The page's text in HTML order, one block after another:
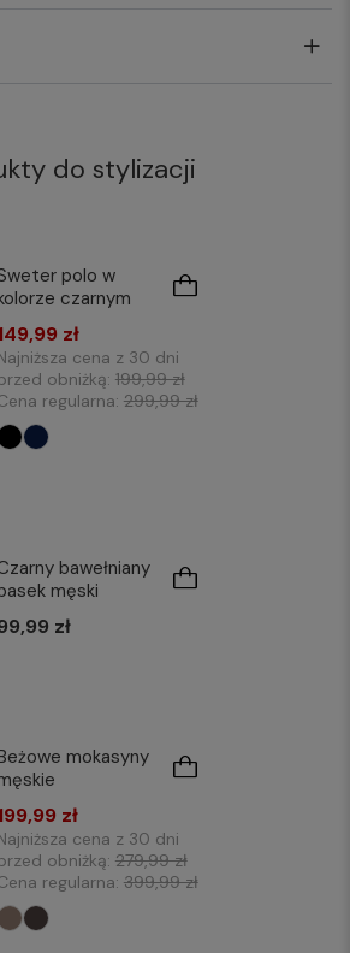
do stylizacji
polo w
czarnym
zł
cena z 30 dni
obniżką: 199,99 zł
regularna: 299,99 zł
bawełniany
męski
zł
mokasyny
zł
cena z 30 dni
obniżką: 279,99 zł
regularna: 399,99 zł